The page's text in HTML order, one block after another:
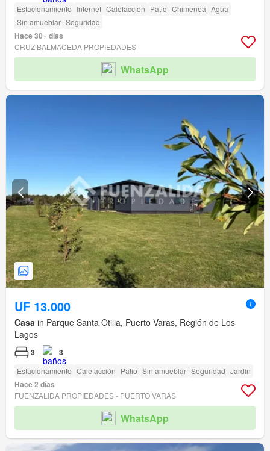
Estacionamiento Internet Calefacción Patio Chimenea Agua
Sin amueblar Seguridad
Hace 30+ días
CRUZ BALMACEDA PROPIEDADES
WhatsApp
UF 13.000
Casa in Parque Santa Otilia, Puerto Varas, Región de Los
Lagos
3 3
Estacionamiento Calefacción Patio Sin amueblar Seguridad Jardín
Hace 2 días
FUENZALIDA PROPIEDADES - PUERTO VARAS
WhatsApp